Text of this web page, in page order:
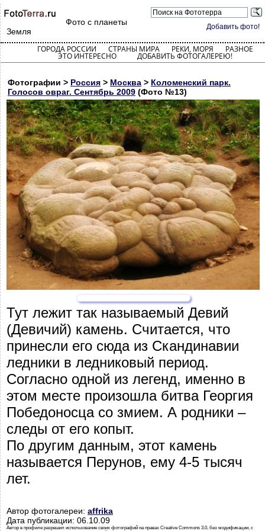
Добавить фото!
Фото с планеты
Земля
ГОРОДА РОССИИ СТРАНЫ МИРА РЕКИ, МОРЯ РАЗНОЕ
ЭТО ИНТЕРЕСНО ДОБАВИТЬ ФОТОГАЛЕРЕЮ!
Фотографии > Россия > Москва > Коломенский парк.
Голосов овраг. Сентябрь 2009 (Фото №13)
Тут лежит так называемый Девий
(Девичий) камень. Считается, что
принесли его сюда из Скандинавии
ледники в ледниковый период.
Согласно одной из легенд, именно в
этом месте произошла битва Георгия
Победоносца со змием. А родники –
следы от его копыт.
По другим данным, этот камень
называется Перунов, ему 4-5 тысяч
лет.
Автор фотогалереи: affrika
Дата публикации: 06.10.09
Автор в профиле разрешил использование своих фотографий на правах Creative Commons 3.0, без модификации, с